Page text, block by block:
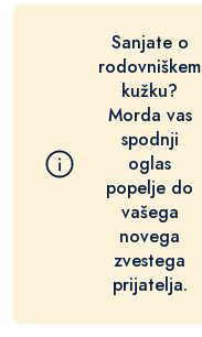
Sanjate o
rodovniškem
kužku?
Morda vas
spodnji
oglas
popelje do
vašega
novega
zvestega
prijatelja.